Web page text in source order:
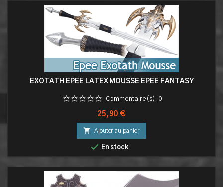
EXOTATH EPEE LATEX MOUSSE EPEE FANTASY
Commentaire(s): 0
Prix
25,90 €
 Ajouter au panier
 En stock